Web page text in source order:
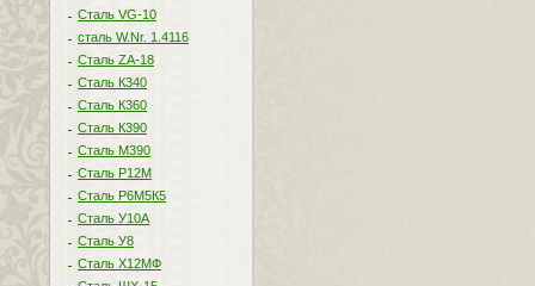
Сталь VG-10
сталь W.Nr. 1.4116
Сталь ZA-18
Сталь К340
Сталь К360
Сталь К390
Сталь М390
Сталь Р12М
Сталь Р6М5К5
Сталь У10А
Сталь У8
Сталь Х12МФ